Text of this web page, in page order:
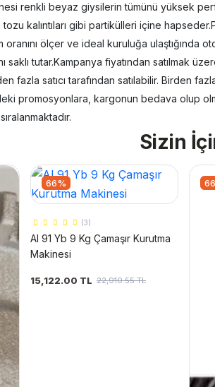
renkli beyaz giysilerin tümünü yüksek
kalıntıları gibi partikülleri içine
oranını ölçer ve ideal kuruluğa
saklı tutar.Kampanya fiyatından satılmak
fazla satıcı tarafından satılabilir. Birden
promosyonlara, kargonun bedava olup
Sizin
66%
(3)
Al 91 Yb 9 Kg Çamaşır Kurutma
Makinesi
15,122.00 TL 22,910.55 TL